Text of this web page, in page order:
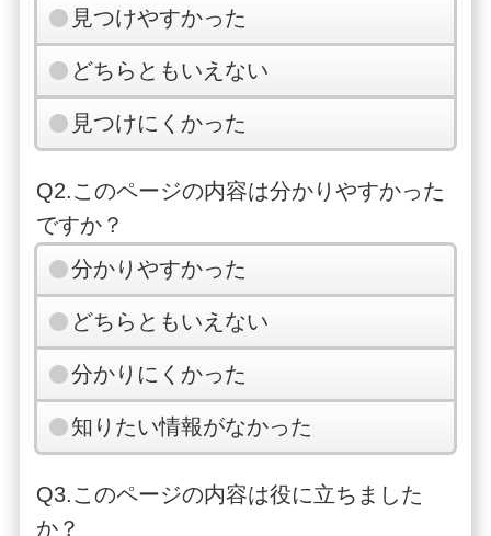
見つけやすかった
どちらともいえない
見つけにくかった
Q2.このページの内容は分かりやすかった
ですか？
分かりやすかった
どちらともいえない
分かりにくかった
知りたい情報がなかった
Q3.このページの内容は役に立ちました
か？